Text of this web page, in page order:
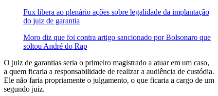
Fux libera ao plenário ações sobre legalidade da implantação
do juiz de garantia
Moro diz que foi contra artigo sancionado por Bolsonaro que
soltou André do Rap
O juiz de garantias seria o primeiro magistrado a atuar em um caso,
a quem ficaria a responsabilidade de realizar a audiência de custódia.
Ele não faria propriamente o julgamento, o que ficaria a cargo de um
segundo juiz.